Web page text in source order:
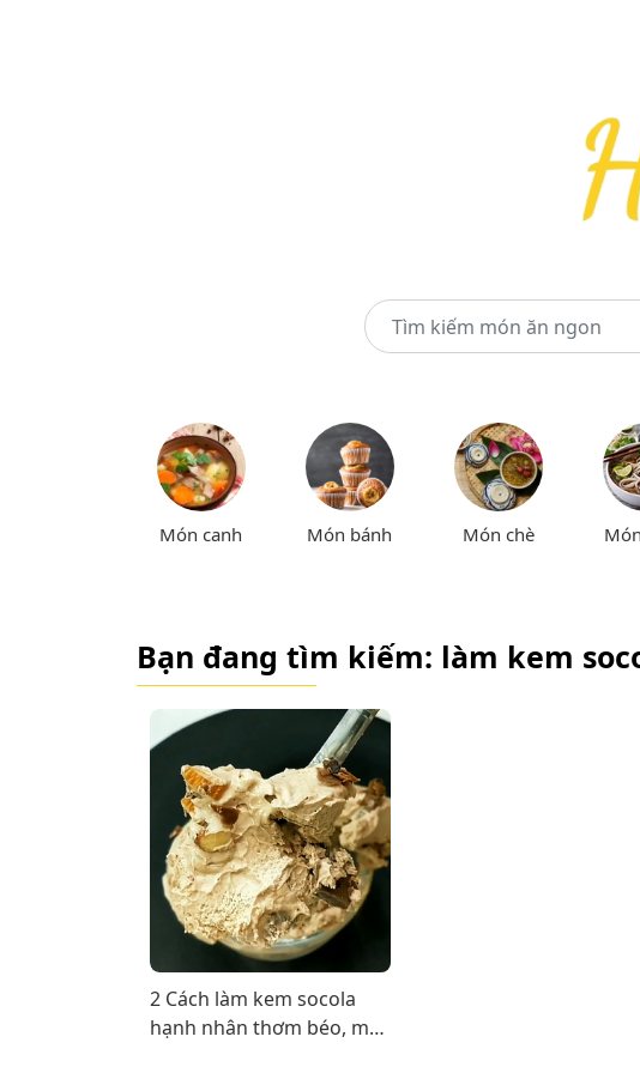
Món canh Món bánh Món chè
Bạn đang tìm kiếm: làm kem
2 Cách làm kem socola
hạnh nhân thơm béo, mát